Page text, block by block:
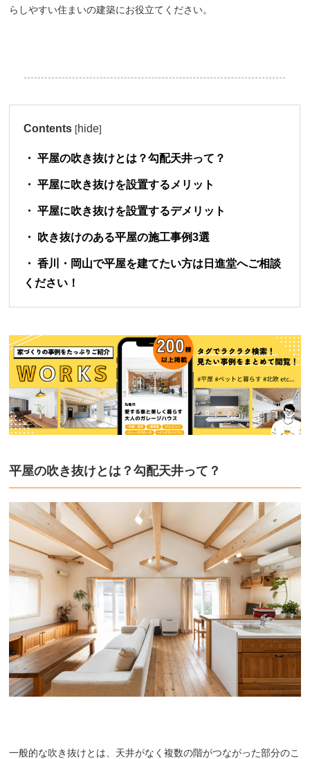
らしやすい住まいの建築にお役立てください。
Contents [hide]
平屋の吹き抜けとは？勾配天井って？
平屋に吹き抜けを設置するメリット
平屋に吹き抜けを設置するデメリット
吹き抜けのある平屋の施工事例3選
香川・岡山で平屋を建てたい方は日進堂へご相談
ください！
平屋の吹き抜けとは？勾配天井って？
一般的な吹き抜けとは、天井がなく複数の階がつながった部分のこ